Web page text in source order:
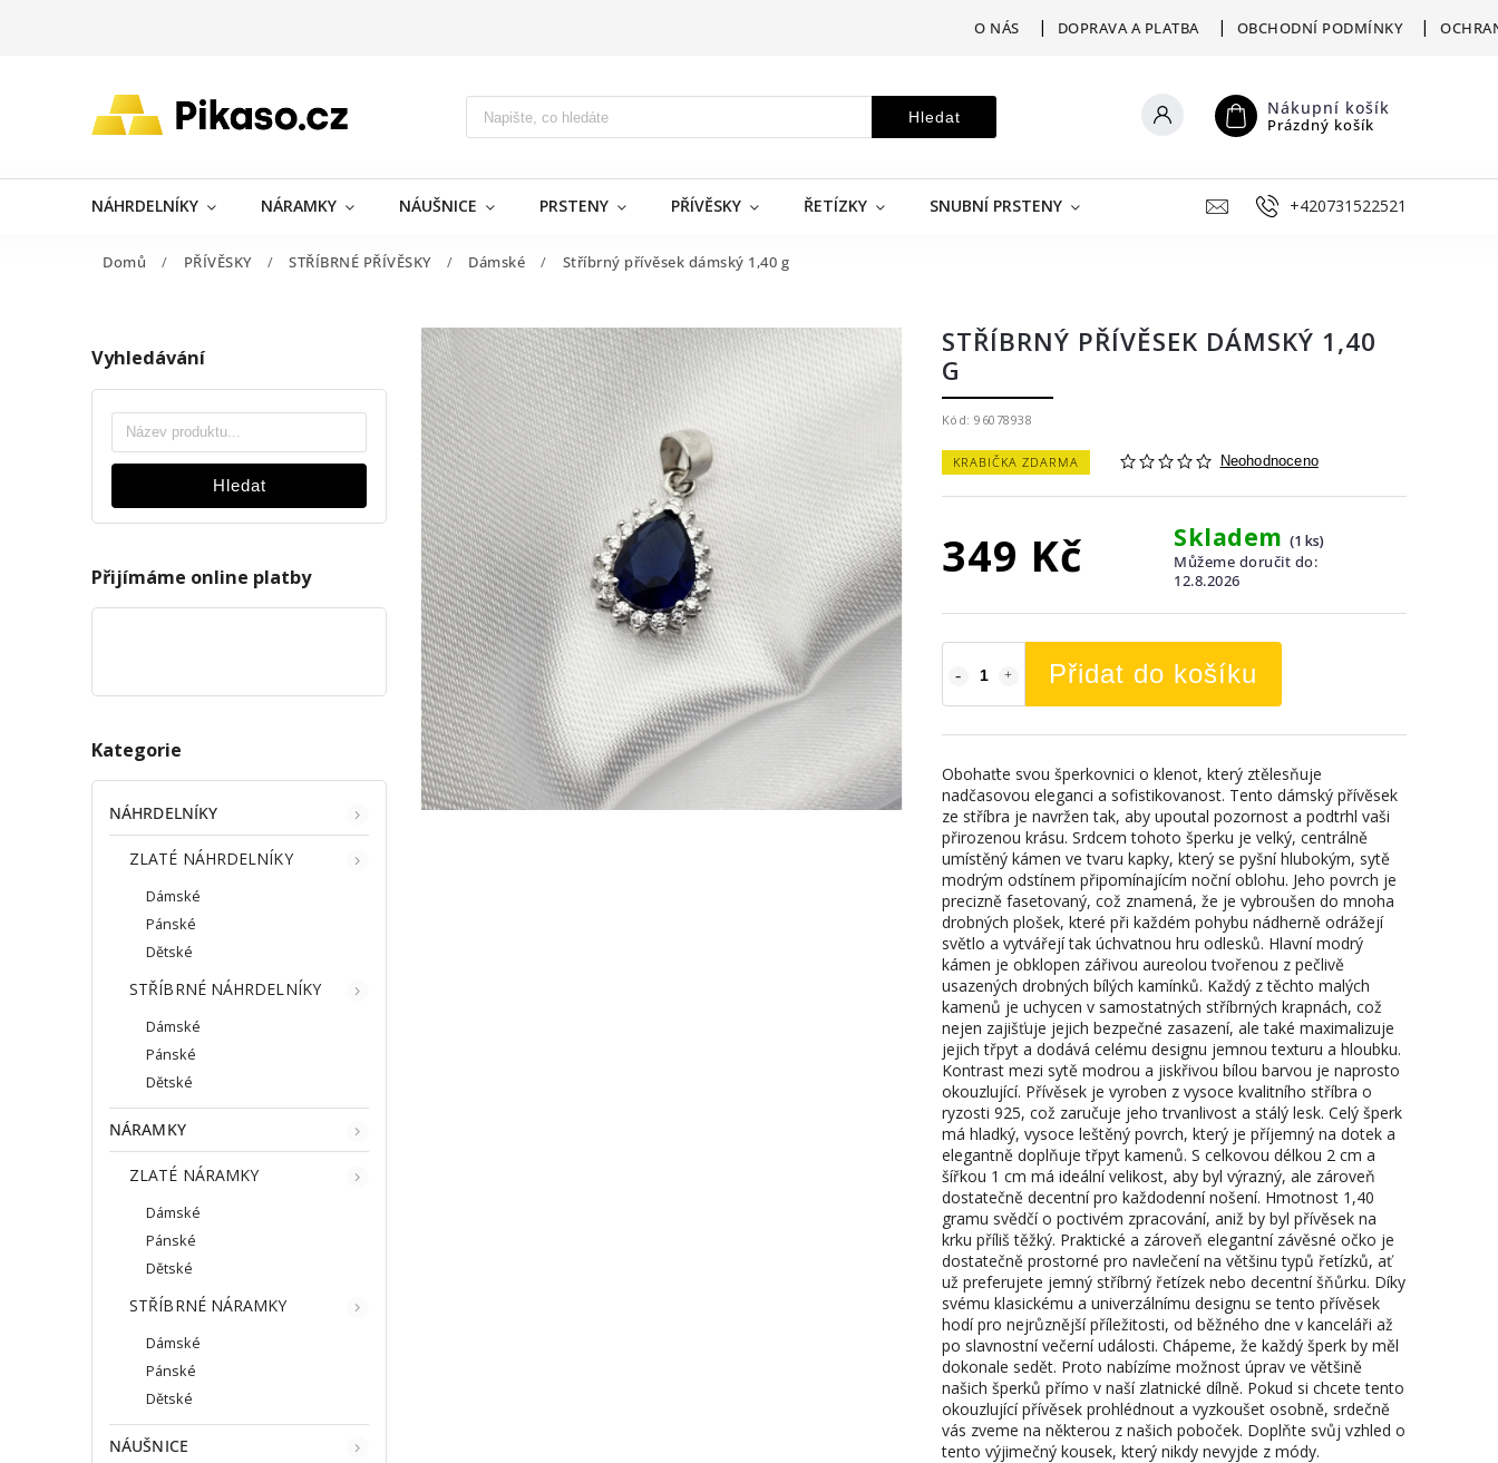
O NÁS DOPRAVA A PLATBA OBCHODNÍ PODMÍNKY
Hledat Nákupní košík
Prázdný košík
NÁHRDELNÍKY NÁRAMKY NÁUŠNICE PRSTENY PŘÍVĚSKY ŘETÍZKY SNUBNÍ PRSTENY ŠPERKY K RYTÍ VÝKUP ZLATNICKÁ
+420731522521
Domů / PŘÍVĚSKY / STŘÍBRNÉ PŘÍVĚSKY / Dámské / Stříbrný přívěsek dámský 1,40 g
Vyhledávání
Hledat
Přijímáme online platby
Kategorie
NÁHRDELNÍKY
ZLATÉ NÁHRDELNÍKY
Dámské
Pánské
Dětské
STŘÍBRNÉ NÁHRDELNÍKY
Dámské
Pánské
Dětské
NÁRAMKY
ZLATÉ NÁRAMKY
Dámské
Pánské
Dětské
STŘÍBRNÉ NÁRAMKY
Dámské
Pánské
Dětské
NÁUŠNICE
STŘÍBRNÝ PŘÍVĚSEK DÁMSKÝ 1,40
G
Kód: 96078938
KRABIČKA ZDARMA Neohodnoceno
349 Kč Skladem(1 ks)
Můžeme doručit do:
12.8.2026
Přidat do košíku
Obohaťte svou šperkovnici o klenot, který ztělesňuje
nadčasovou eleganci a sofistikovanost. Tento dámský přívěsek
ze stříbra je navržen tak, aby upoutal pozornost a podtrhl vaši
přirozenou krásu. Srdcem tohoto šperku je velký, centrálně
umístěný kámen ve tvaru kapky, který se pyšní hlubokým, sytě
modrým odstínem připomínajícím noční oblohu. Jeho povrch je
precizně fasetovaný, což znamená, že je vybroušen do mnoha
drobných plošek, které při každém pohybu nádherně odrážejí
světlo a vytvářejí tak úchvatnou hru odlesků. Hlavní modrý
kámen je obklopen zářivou aureolou tvořenou z pečlivě
usazených drobných bílých kamínků. Každý z těchto malých
kamenů je uchycen v samostatných stříbrných krapnách, což
nejen zajišťuje jejich bezpečné zasazení, ale také maximalizuje
jejich třpyt a dodává celému designu jemnou texturu a hloubku.
Kontrast mezi sytě modrou a jiskřivou bílou barvou je naprosto
okouzlující. Přívěsek je vyroben z vysoce kvalitního stříbra o
ryzosti 925, což zaručuje jeho trvanlivost a stálý lesk. Celý šperk
má hladký, vysoce leštěný povrch, který je příjemný na dotek a
elegantně doplňuje třpyt kamenů. S celkovou délkou 2 cm a
šířkou 1 cm má ideální velikost, aby byl výrazný, ale zároveň
dostatečně decentní pro každodenní nošení. Hmotnost 1,40
gramu svědčí o poctivém zpracování, aniž by byl přívěsek na
krku příliš těžký. Praktické a zároveň elegantní závěsné očko je
dostatečně prostorné pro navlečení na většinu typů řetízků, ať
už preferujete jemný stříbrný řetízek nebo decentní šňůrku. Díky
svému klasickému a univerzálnímu designu se tento přívěsek
hodí pro nejrůznější příležitosti, od běžného dne v kanceláři až
po slavnostní večerní události. Chápeme, že každý šperk by měl
dokonale sedět. Proto nabízíme možnost úprav ve většině
našich šperků přímo v naší zlatnické dílně. Pokud si chcete tento
okouzlující přívěsek prohlédnout a vyzkoušet osobně, srdečně
vás zveme na některou z našich poboček. Doplňte svůj vzhled o
tento výjimečný kousek, který nikdy nevyjde z módy.